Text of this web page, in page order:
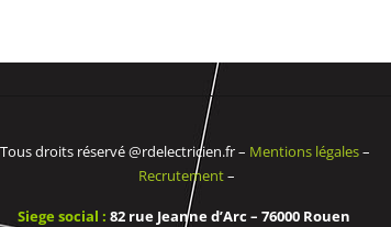
Tous droits réservé @rdelectricien.fr – Mentions légales–
Recrutement–
Siege social : 82 rue Jeanne d’Arc – 76000 Rouen